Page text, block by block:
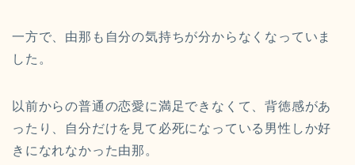
一方で、由那も自分の気持ちが分からなくなっていま
した。
以前からの普通の恋愛に満足できなくて、背徳感があ
ったり、自分だけを見て必死になっている男性しか好
きになれなかった由那。